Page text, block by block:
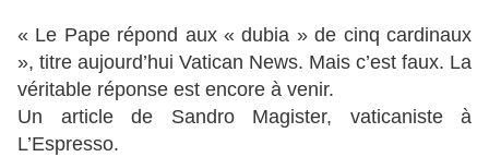
« Le Pape répond aux « dubia » de cinq cardinaux
», titre aujourd’hui Vatican News. Mais c’est faux. La
véritable réponse est encore à venir.
Un article de Sandro Magister, vaticaniste à
L’Espresso.